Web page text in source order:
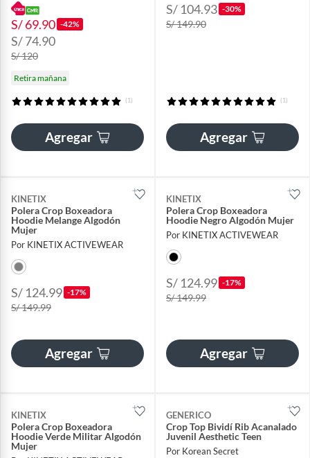
S/ 69.90 -42%
S/ 74.90
S/ 120
Retira mañana
(1)
Agregar
S/ 104.93 -30%
S/ 149.90
(1)
Agregar
KINETIX
Polera Crop Boxeadora
Hoodie Melange Algodón
Mujer
Por KINETIX ACTIVEWEAR
S/ 124.99 -17%
S/ 149.99
Agregar
KINETIX
Polera Crop Boxeadora
Hoodie Negro Algodón Mujer
Por KINETIX ACTIVEWEAR
S/ 124.99 -17%
S/ 149.99
Agregar
KINETIX
Polera Crop Boxeadora
Hoodie Verde Militar Algodón
Mujer
GENERICO
Crop Top Bividí Rib Acanalado
Juvenil Aesthetic Teen
Por Korean Secret